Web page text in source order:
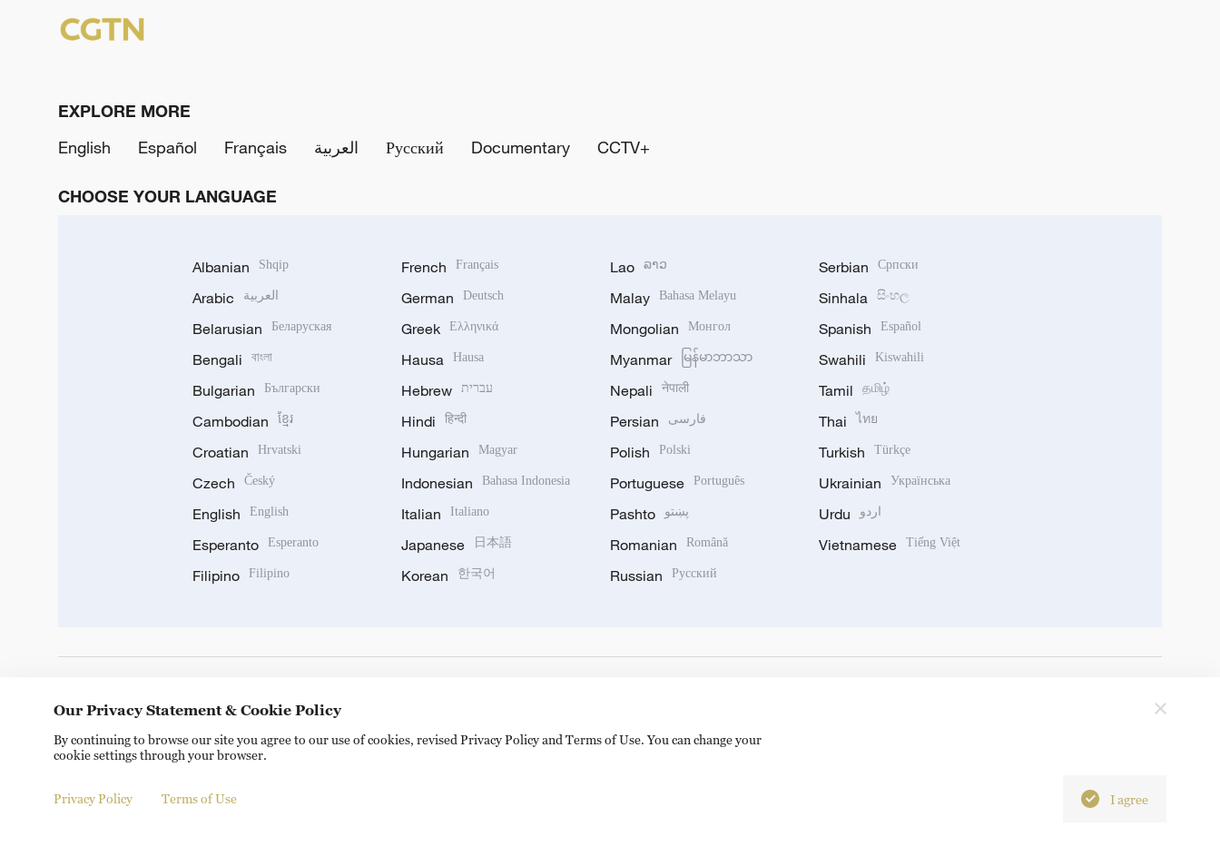
EXPLORE MORE
English
Español Français العربية Русский Documentary CCTV+
CHOOSE YOUR LANGUAGE
Albanian Shqip
Arabic العربية
Belarusian Беларуская
Bengali বাংলা
Bulgarian Български
Cambodian ខ្មែរ
Croatian Hrvatski
Czech Český
English English
Esperanto Esperanto
Filipino Filipino
French Français
German Deutsch
Greek Ελληνικά
Hausa Hausa
Hebrew עברית
Hindi हिन्दी
Hungarian Magyar
Indonesian Bahasa Indonesia
Italian Italiano
Japanese 日本語
Korean 한국어
Lao ລາວ
Malay Bahasa Melayu
Mongolian Монгол
Myanmar မြန်မာဘာသာ
Nepali नेपाली
Persian فارسی
Polish Polski
Portuguese Português
Pashto پښتو
Romanian Română
Russian Русский
Serbian Српски
Sinhala සිංහල
Spanish Español
Swahili Kiswahili
Tamil தமிழ்
Thai ไทย
Turkish Türkçe
Ukrainian Українська
Urdu اردو
Vietnamese Tiếng Việt
© China Radio International.CRI. All Rights Reserved. 16A Shijingshan Road, Beijing, China. 100040
Our Privacy Statement & Cookie Policy
By continuing to browse our site you agree to our use of cookies, revised Privacy Policy and Terms of Use. You can change your
cookie settings through your browser.
Privacy Policy Terms of Use I agree